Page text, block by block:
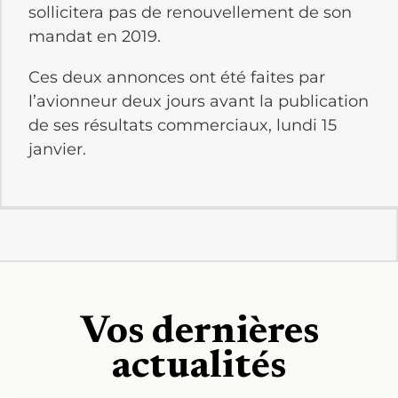
sollicitera pas de renouvellement de son
mandat en 2019.
Ces deux annonces ont été faites par
l’avionneur deux jours avant la publication
de ses résultats commerciaux, lundi 15
janvier.
Vos dernières
actualités